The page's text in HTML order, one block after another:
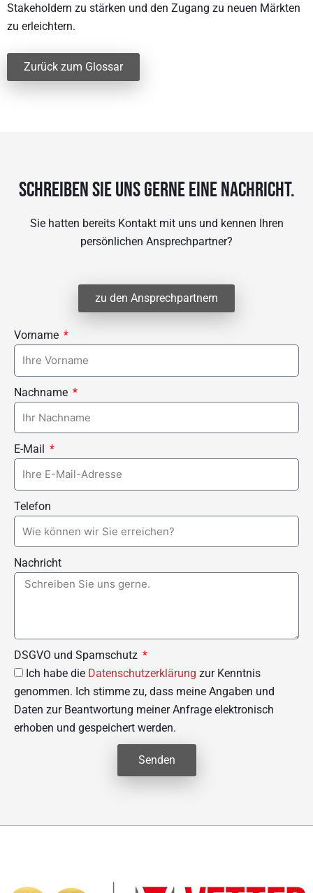
Stakeholdern zu stärken und den Zugang zu neuen Märkten
zu erleichtern.
Zurück zum Glossar
Vorname
Nachname
E-Mail
Telefon
Nachricht
DSGVO und Spamschutz
Ich habe die Datenschutzerklärung zur Kenntnis
genommen. Ich stimme zu, dass meine Angaben und
Daten zur Beantwortung meiner Anfrage elektronisch
erhoben und gespeichert werden.
Senden
Schreiben sie uns gerne eine Nachricht.
Sie hatten bereits Kontakt mit uns und kennen Ihren
persönlichen Ansprechpartner?
zu den Ansprechpartnern